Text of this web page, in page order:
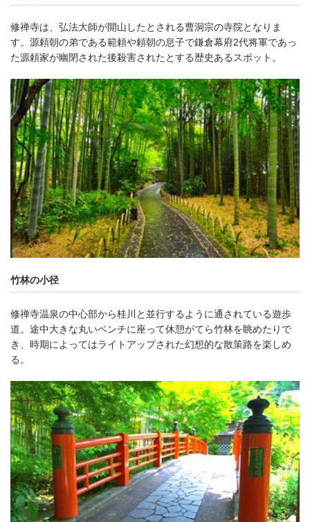
修禅寺は、弘法大師が開山したとされる曹洞宗の寺院となりま
す。源頼朝の弟である範頼や頼朝の息子で鎌倉幕府2代将軍であっ
た源頼家が幽閉された後殺害されたとする歴史あるスポット。
竹林の小径
修禅寺温泉の中心部から桂川と並行するように通されている遊歩
道。途中大きな丸いベンチに座って休憩がてら竹林を眺めたりで
き、時期によってはライトアップされた幻想的な散策路を楽しめ
る。